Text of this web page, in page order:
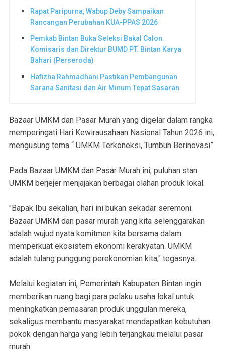
Rapat Paripurna, Wabup Deby Sampaikan
Rancangan Perubahan KUA-PPAS 2026
Pemkab Bintan Buka Seleksi Bakal Calon
Komisaris dan Direktur BUMD PT. Bintan Karya
Bahari (Perseroda)
Hafizha Rahmadhani Pastikan Pembangunan
Sarana Sanitasi dan Air Minum Tepat Sasaran
Bazaar UMKM dan Pasar Murah yang digelar dalam rangka
memperingati Hari Kewirausahaan Nasional Tahun 2026 ini,
mengusung tema “ UMKM Terkoneksi, Tumbuh Berinovasi”
Pada Bazaar UMKM dan Pasar Murah ini, puluhan stan
UMKM berjejer menjajakan berbagai olahan produk lokal.
"Bapak Ibu sekalian, hari ini bukan sekadar seremoni.
Bazaar UMKM dan pasar murah yang kita selenggarakan
adalah wujud nyata komitmen kita bersama dalam
memperkuat ekosistem ekonomi kerakyatan. UMKM
adalah tulang punggung perekonomian kita," tegasnya.
Melalui kegiatan ini, Pemerintah Kabupaten Bintan ingin
memberikan ruang bagi para pelaku usaha lokal untuk
meningkatkan pemasaran produk unggulan mereka,
sekaligus membantu masyarakat mendapatkan kebutuhan
pokok dengan harga yang lebih terjangkau melalui pasar
murah.